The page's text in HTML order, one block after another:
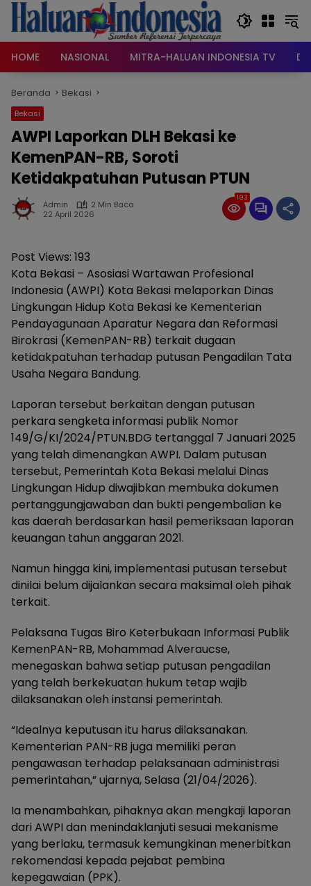
Langsung
konten
HOME
NASIONAL MITRA-HALUAN INDONESIA TV
Beranda Bekasi
Bekasi
AWPI Laporkan DLH Bekasi ke
KemenPAN-RB, Soroti
Ketidakpatuhan Putusan PTUN
Admin
2 Min Baca
22 April 2026
193
Post Views: 193
Kota Bekasi – Asosiasi Wartawan Profesional
Indonesia (AWPI) Kota Bekasi melaporkan Dinas
Lingkungan Hidup Kota Bekasi ke Kementerian
Pendayagunaan Aparatur Negara dan Reformasi
Birokrasi (KemenPAN-RB) terkait dugaan
ketidakpatuhan terhadap putusan Pengadilan Tata
Usaha Negara Bandung.
Laporan tersebut berkaitan dengan putusan
perkara sengketa informasi publik Nomor
149/G/KI/2024/PTUN.BDG tertanggal 7 Januari 2025
yang telah dimenangkan AWPI. Dalam putusan
tersebut, Pemerintah Kota Bekasi melalui Dinas
Lingkungan Hidup diwajibkan membuka dokumen
pertanggungjawaban dan bukti pengembalian ke
kas daerah berdasarkan hasil pemeriksaan laporan
keuangan tahun anggaran 2021.
Namun hingga kini, implementasi putusan tersebut
dinilai belum dijalankan secara maksimal oleh pihak
terkait.
Pelaksana Tugas Biro Keterbukaan Informasi Publik
KemenPAN-RB, Mohammad Alveraucse,
menegaskan bahwa setiap putusan pengadilan
yang telah berkekuatan hukum tetap wajib
dilaksanakan oleh instansi pemerintah.
“Idealnya keputusan itu harus dilaksanakan.
Kementerian PAN-RB juga memiliki peran
pengawasan terhadap pelaksanaan administrasi
pemerintahan,” ujarnya, Selasa (21/04/2026).
Ia menambahkan, pihaknya akan mengkaji laporan
dari AWPI dan menindaklanjuti sesuai mekanisme
yang berlaku, termasuk kemungkinan menerbitkan
rekomendasi kepada pejabat pembina
kepegawaian (PPK).